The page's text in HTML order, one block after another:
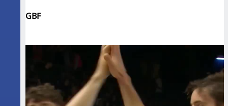
GBF